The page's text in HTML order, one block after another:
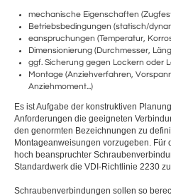
mechanische Eigenschaften
Betriebsbedingungen (statisch/
eanspruchungen (Temperatur,
Dimensionierung (Durchmesser,
ggf. Sicherung gegen Lockern oder
Montage (Anziehverfahren,
Anziehmoment...)
Es ist Aufgabe der konstruktiven
Anforderungen die geeigneten
den genormten Bezeichnungen zu
Montageanweisungen vorzugeben. Für
hoch beanspruchter
Standardwerk die VDI-Richtlinie 2230
Schraubenverbindungen sollen so